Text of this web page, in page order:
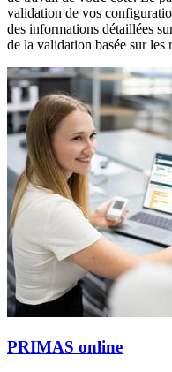
validation de vos
des informations détaillées
de la validation basée sur
PRIMAS online